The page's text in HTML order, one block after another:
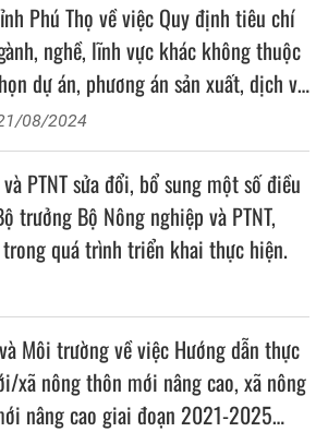
Phú Thọ về việc Quy định tiêu chí
nghề, lĩnh vực khác không thuộc
dự án, phương án sản xuất, dịch vụ
đoạn 2021-2025 trên địa bàn tỉnh
08/2024
PTNT sửa đổi, bổ sung một số điều
trưởng Bộ Nông nghiệp và PTNT,
quá trình triển khai thực hiện.
Môi trường về việc Hướng dẫn thực
xã nông thôn mới nâng cao, xã nông
nâng cao giai đoạn 2021-2025